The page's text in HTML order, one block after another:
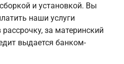
и установкой. Вы
наши услуги
за материнский
выдается банком-